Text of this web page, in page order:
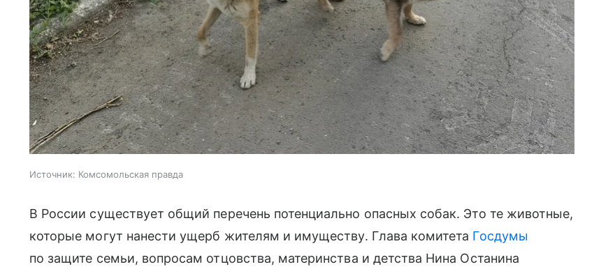
Источник: Комсомольская правда
В России существует общий перечень потенциально опасных собак. Это те животные,
которые могут нанести ущерб жителям и имуществу. Глава комитета Госдумы
по защите семьи, вопросам отцовства, материнства и детства Нина Останина